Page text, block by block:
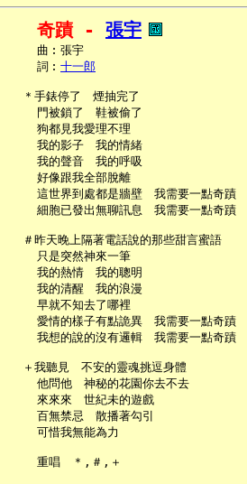
奇蹟 - 張宇
     曲︰張宇
     詞︰
十一郎
   ＊手錶停了　煙抽完了
     門被鎖了　鞋被偷了
     狗都見我愛理不理
     我的影子　我的情緒
     我的聲音　我的呼吸
     好像跟我全部脫離
     這世界到處都是牆壁　我需要一點奇蹟
     細胞已發出無聊訊息　我需要一點奇蹟
   ＃昨天晚上隔著電話說的那些甜言蜜語
     只是突然神來一筆
     我的熱情　我的聰明
     我的清醒　我的浪漫
     早就不知去了哪裡
     愛情的樣子有點詭異　我需要一點奇蹟
     我想的說的沒有邏輯　我需要一點奇蹟
   ＋我聽見　不安的靈魂挑逗身體
     他問他　神秘的花園你去不去
     來來來　世紀未的遊戲
     百無禁忌　散播著勾引
     可惜我無能為力
     重唱　＊,＃,＋